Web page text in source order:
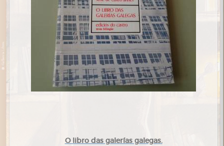
O libro das galerías galegas.